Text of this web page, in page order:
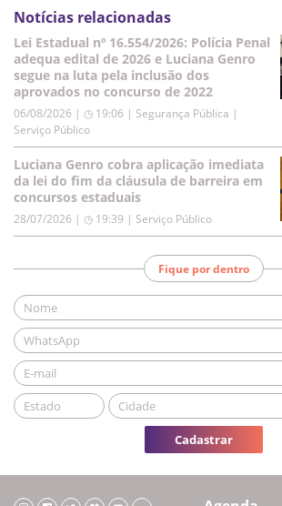
Notícias relacionadas
Lei Estadual nº 16.554/2026: Polícia Penal
adequa edital de 2026 e Luciana Genro
segue na luta pela inclusão dos
aprovados no concurso de 2022
06/08/2026 | ◷ 19:06 | Segurança Pública |
Serviço Público
Luciana Genro cobra aplicação imediata
da lei do fim da cláusula de barreira em
concursos estaduais
28/07/2026 | ◷ 19:39 | Serviço Público
Fique por dentro
Cadastrar